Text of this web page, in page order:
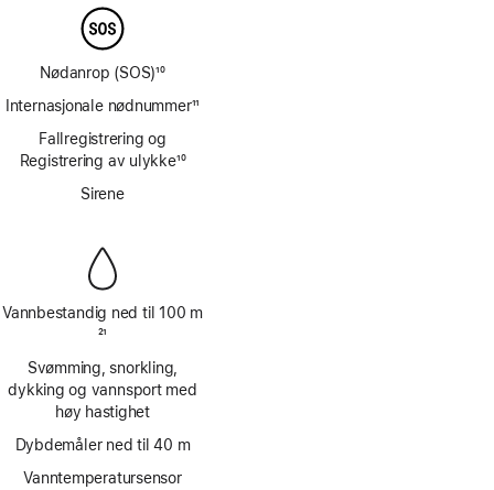
Nødanrop (SOS)10
Internasjonale nødnummer11
Fallregistrering og
Registrering av ulykke10
Sirene
Vannbestandig ned til 100 m
21
Svømming, snorkling,
dykking og vannsport med
høy hastighet
Dybdemåler ned til 40 m
Vanntemperatursensor